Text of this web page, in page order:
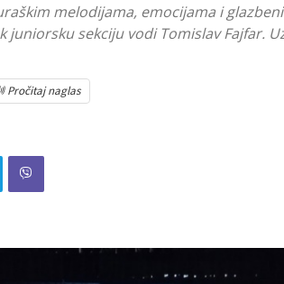
melodijama, emocijama i
juniorsku sekciju vodi Tomislav Fajfar.
Pročitaj naglas